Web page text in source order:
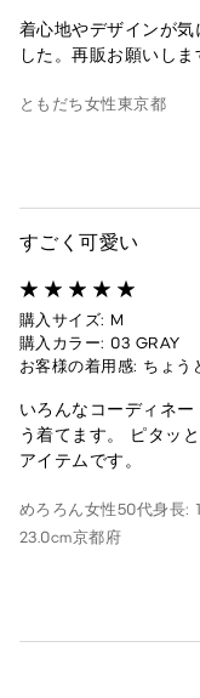
着心地やデザインが
した。再販お願いしま
ともだち女性東京都
すごく可愛い
購入サイズ: M
購入カラー: 03 GRAY
お客様の着用感: ちょう
いろんなコーディネ
う着てます。 ピタッ
アイテムです。
めろろん女性50代身長:
23.0cm京都府